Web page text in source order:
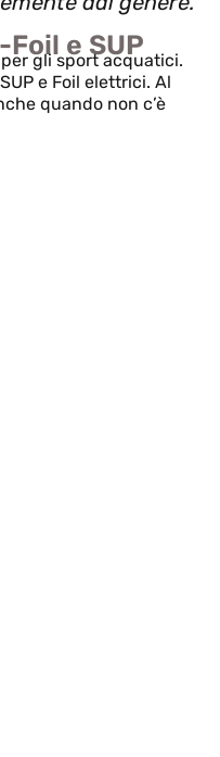
e SUP
gli sport acquatici.
e Foil elettrici. Al
quando non c’è